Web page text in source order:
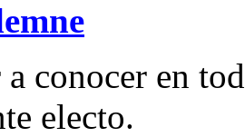
a conocer en
electo.